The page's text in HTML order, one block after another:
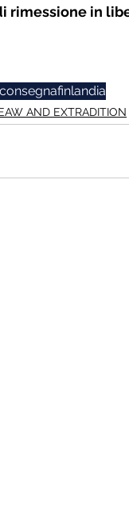
rimessione in
consegnafinlandia
AND EXTRADITION